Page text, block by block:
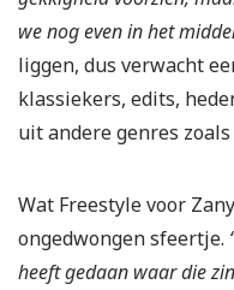
we nog even in het
liggen, dus verwacht
klassiekers, edits,
uit andere genres
Wat Freestyle voor
ongedwongen sfeertje.
heeft gedaan waar die